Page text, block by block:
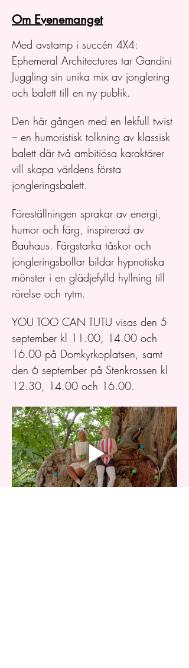
Om Evenemanget
Med avstamp i succén 4X4:
Ephemeral Architectures tar Gandini
Juggling sin unika mix av jonglering
och balett till en ny publik.
Den här gången med en lekfull twist
– en humoristisk tolkning av klassisk
balett där två ambitiösa karaktärer
vill skapa världens första
jongleringsbalett.
Föreställningen sprakar av energi,
humor och färg, inspirerad av
Bauhaus. Färgstarka tåskor och
jongleringsbollar bildar hypnotiska
mönster i en glädjefylld hyllning till
rörelse och rytm.
YOU TOO CAN TUTU visas den 5
september kl 11.00, 14.00 och
16.00 på Domkyrkoplatsen, samt
den 6 september på Stenkrossen kl
12.30, 14.00 och 16.00.